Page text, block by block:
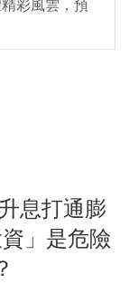
彩風雲，預
息打通膨
」是危險